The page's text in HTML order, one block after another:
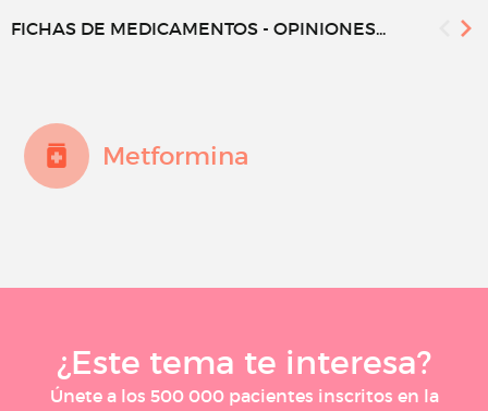
FICHAS DE MEDICAMENTOS - OPINIONES...
Metformina
¿Este tema te interesa?
Únete a los 500 000 pacientes inscritos en la